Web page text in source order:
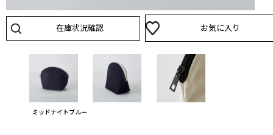
在庫状況確認 お気に入り
ミッドナイトブルー